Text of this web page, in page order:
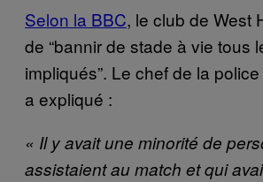
Selon la BBC, le club de West
de “bannir de stade à vie tous
impliqués”. Le chef de la
a expliqué :
« Il y avait une minorité de
assistaient au match et qui